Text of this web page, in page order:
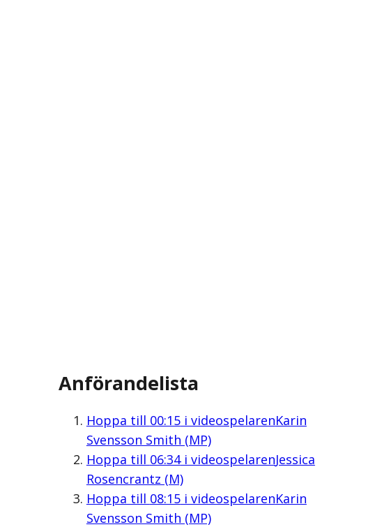
Anförandelista
Hoppa till 00:15i videospelarenKarin
Svensson Smith (MP)
Hoppa till 06:34i videospelarenJessica
Rosencrantz (M)
Hoppa till 08:15i videospelarenKarin
Svensson Smith (MP)